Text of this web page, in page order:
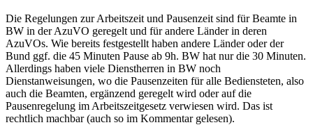
Die Regelungen zur Arbeitszeit und Pausenzeit sind für Beamte in
BW in der AzuVO geregelt und für andere Länder in deren
AzuVOs. Wie bereits festgestellt haben andere Länder oder der
Bund ggf. die 45 Minuten Pause ab 9h. BW hat nur die 30 Minuten.
Allerdings haben viele Dienstherren in BW noch
Dienstanweisungen, wo die Pausenzeiten für alle Bediensteten, also
auch die Beamten, ergänzend geregelt wird oder auf die
Pausenregelung im Arbeitszeitgesetz verwiesen wird. Das ist
rechtlich machbar (auch so im Kommentar gelesen).